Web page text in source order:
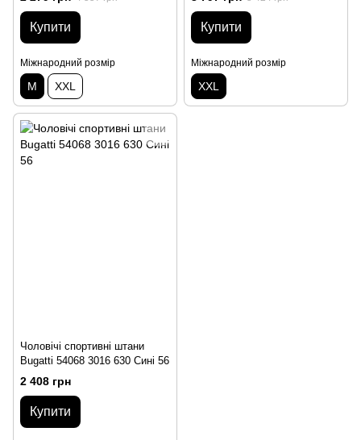
Купити
Міжнародний розмір
M XXL
Купити
Міжнародний розмір
XXL
Чоловічі спортивні штани
Bugatti 54068 3016 630 Сині 56
2 408 грн
Купити